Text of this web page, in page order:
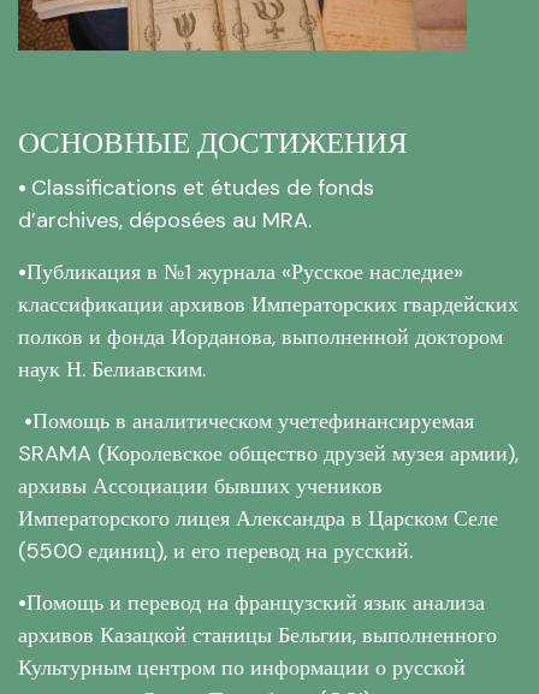
ОСНОВНЫЕ ДОСТИЖЕНИЯ
• Classifications et études de fonds
d’archives, déposées au MRA.
•Публикация в №1 журнала «Русское наследие»
классификации архивов Императорских гвардейских
полков и фонда Иорданова, выполненной доктором
наук Н. Белиавским.
•Помощь в аналитическом учетефинансируемая
SRAMA (Королевское общество друзей музея армии),
архивы Ассоциации бывших учеников
Императорского лицея Александра в Царском Селе
(5500 единиц), и его перевод на русский.
•Помощь и перевод на французский язык анализа
архивов Казацкой станицы Бельгии, выполненного
Культурным центром по информации о русской